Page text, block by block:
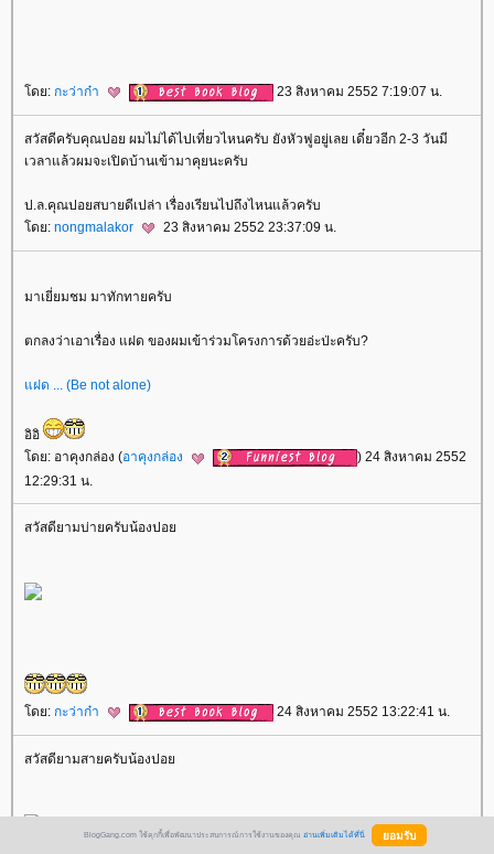
ดย: กะว่าก๋า 23 สิงหาคม 2552 7:19:07 น.
สวัสดีครับคุณปอย ผมไม่ได้ไปเที่ยวไหนครับ ยังหัวฟูอยู่เลย เดี๋ยวอีก 2-3 วันมี
เวลาแล้วผมจะเปิดบ้านเข้ามาคุยนะครับ
ป.ล.คุณปอยสบายดีเปล่า เรื่องเรียนไปถึงไหนแล้วครับ
ดย: nongmalakor 23 สิงหาคม 2552 23:37:09 น.
มาเยี่ยมชม มาทักทายครับ
ตกลงว่าเอาเรื่อง แฝด ของผมเข้าร่วมโครงการด้วยอ่ะป่ะครับ?
ฝด ... (Be not alone)
อิอิ
ดย: อาคุงกล่อง (อาคุงกล่อง
) 24 สิงหาคม 2552
12:29:31 น.
สวัสดียามบ่ายครับน้องปอ
ดย: กะว่าก๋า 24 สิงหาคม 2552 13:22:41 น.
สวัสดียามสายครับน้องปอ
BlogGang.com ใช้คุกกี้เพื่อพัฒนาประสบการณ์การใช้งานของคุณ อ่านเพิ่มเติมได้ที่นี่